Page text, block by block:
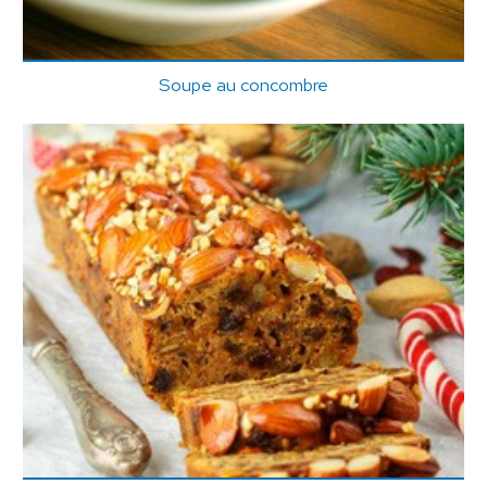
Soupe au concombre